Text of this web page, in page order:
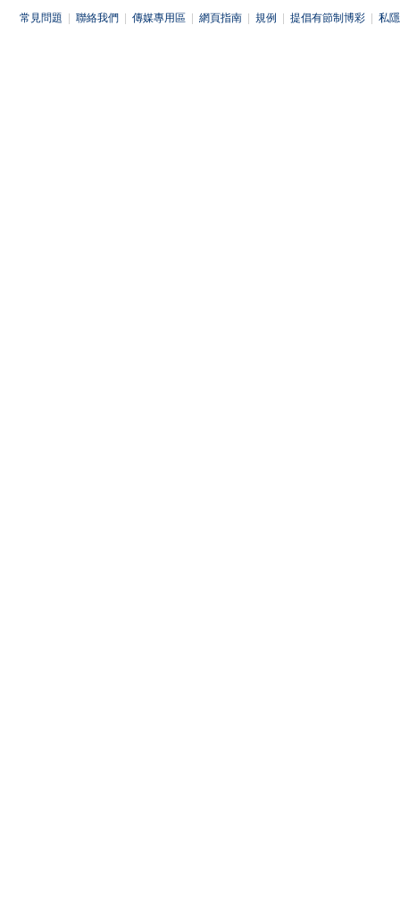
常見問題 聯絡我們 傳媒專用區 網頁指南 規例 提倡有節制博彩 私